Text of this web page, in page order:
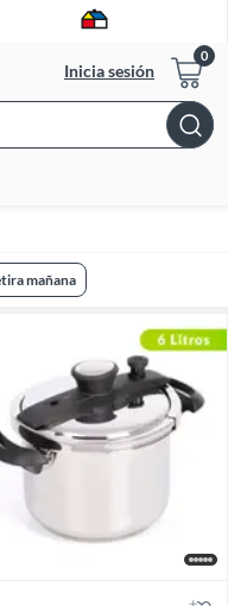
Inicia sesión
mañana